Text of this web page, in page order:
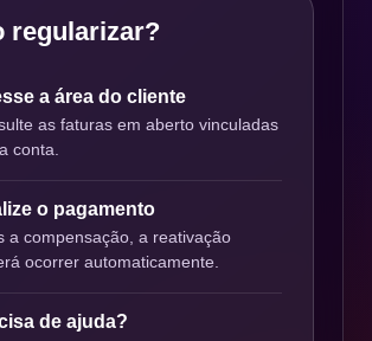
regularizar?
a área do cliente
as faturas em aberto vinculadas
conta.
o pagamento
a compensação, a reativação
ocorrer automaticamente.
de ajuda?